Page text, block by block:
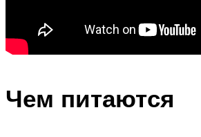
Чем питаются